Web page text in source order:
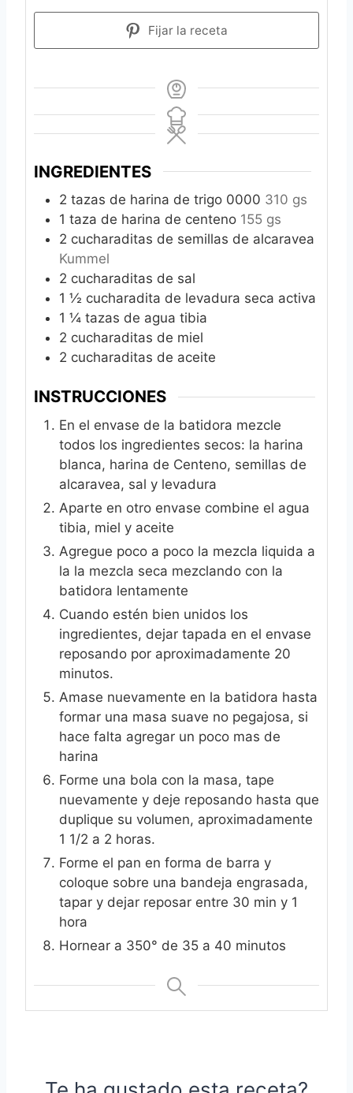
Fijar la receta
INGREDIENTES
2 tazas de harina de trigo 0000 310 gs
1 taza de harina de centeno 155 gs
2 cucharaditas de semillas de alcaravea
Kummel
2 cucharaditas de sal
1 ½ cucharadita de levadura seca activa
1 ¼ tazas de agua tibia
2 cucharaditas de miel
2 cucharaditas de aceite
INSTRUCCIONES
En el envase de la batidora mezcle
todos los ingredientes secos: la harina
blanca, harina de Centeno, semillas de
alcaravea, sal y levadura
Aparte en otro envase combine el agua
tibia, miel y aceite
Agregue poco a poco la mezcla liquida a
la la mezcla seca mezclando con la
batidora lentamente
Cuando estén bien unidos los
ingredientes, dejar tapada en el envase
reposando por aproximadamente 20
minutos.
Amase nuevamente en la batidora hasta
formar una masa suave no pegajosa, si
hace falta agregar un poco mas de
harina
Forme una bola con la masa, tape
nuevamente y deje reposando hasta que
duplique su volumen, aproximadamente
1 1/2 a 2 horas.
Forme el pan en forma de barra y
coloque sobre una bandeja engrasada,
tapar y dejar reposar entre 30 min y 1
hora
Hornear a 350° de 35 a 40 minutos